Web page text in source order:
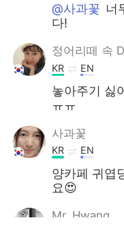
@사과꽃 너
다!
정어리떼 속
KR EN
놓아주기 싫
ㅠㅠ
사과꽃
KR EN
양카페 귀엽
요😍
Mr. Hwang